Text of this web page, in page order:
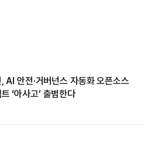
AI 안전·거버넌스 자동화 오픈소스
‘아사고’ 출범한다